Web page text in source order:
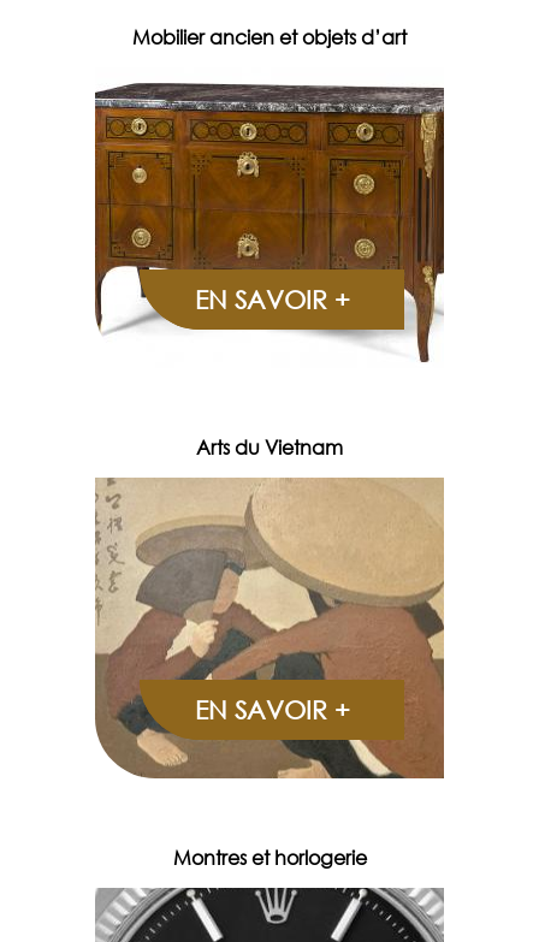
Mobilier ancien et objets d’art
EN SAVOIR +
Arts du Vietnam
EN SAVOIR +
Montres et horlogerie